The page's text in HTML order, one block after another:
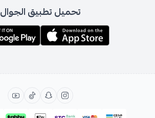
تحميل تطبيق الجوال